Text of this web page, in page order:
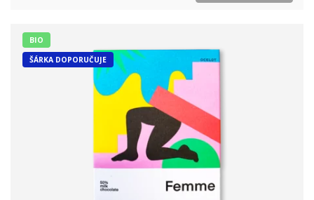
BIO
ŠÁRKA DOPORUČUJE